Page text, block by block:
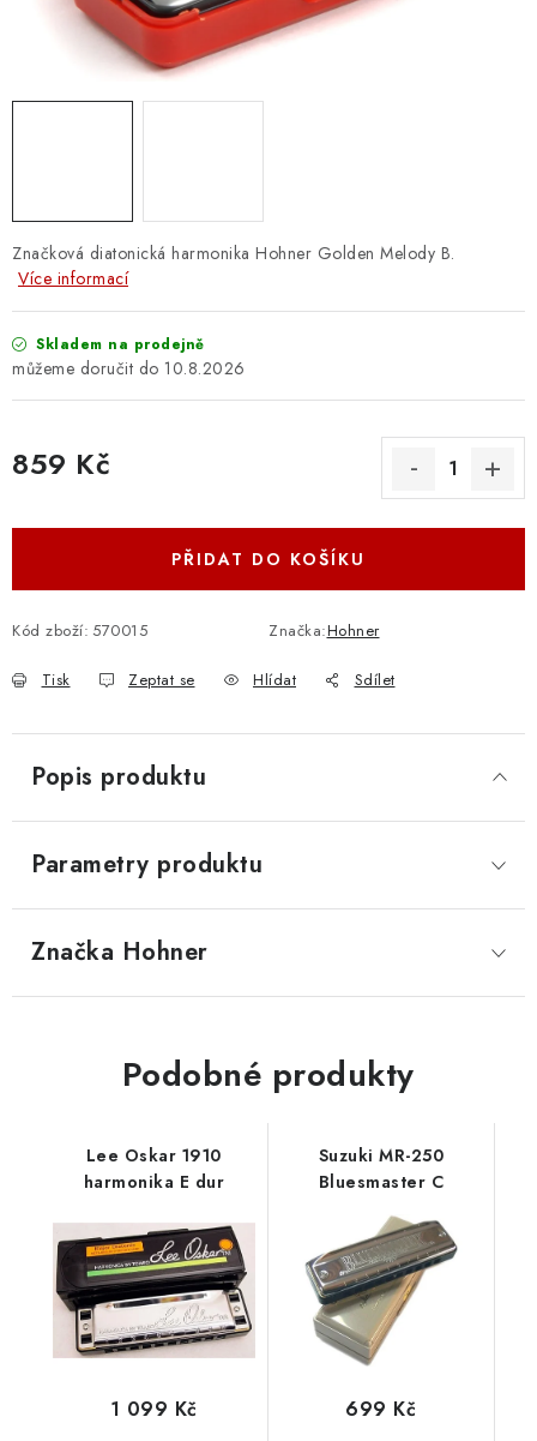
AKCE A SLEVY
OBCHODNÍ PODMÍNKY
ODSTOUPENÍ OD SMLOUVY
ZÁSADY ZPRACOVÁNÍ OSOBNÍCH ÚDAJŮ
OBCHODNÍ PODMÍNKY
ODSTOUPENÍ OD SMLOUVY
Značková diatonická harmonika Hohner Golden Melody B.
Více informací
Skladem na prodejně
10.8.2026
859 Kč
PŘIDAT DO KOŠÍKU
Kód zboží: 570015 Značka:Hohner
Tisk Zeptat se Hlídat Sdílet
Popis produktu
Parametry produktu
Značka Hohner
Podobné produkty
Lee Oskar 1910
harmonika E dur
1 099 Kč
Suzuki MR-250
Bluesmaster C
699 Kč